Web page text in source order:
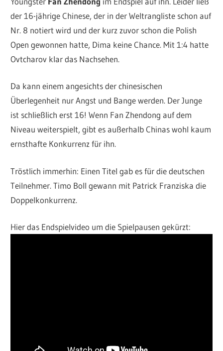
der 16-jährige Chinese, der in der Weltrangliste schon auf
Nr. 8 notiert wird und der kurz zuvor schon die Polish
Open gewonnen hatte, Dima keine Chance. Mit 1:4 hatte
Ovtcharov klar das Nachsehen.
Da kann einem angesichts der chinesischen
Überlegenheit nur Angst und Bange werden. Der Junge
ist schließlich erst 16! Wenn Fan Zhendong auf dem
Niveau weiterspielt, gibt es außerhalb Chinas wohl kaum
ernsthafte Konkurrenz für ihn.
Tröstlich immerhin: Einen Titel gab es für die deutschen
Teilnehmer. Timo Boll gewann mit Patrick Franziska die
Doppelkonkurrenz.
Hier das Endspielvideo um die Spielpausen gekürzt: